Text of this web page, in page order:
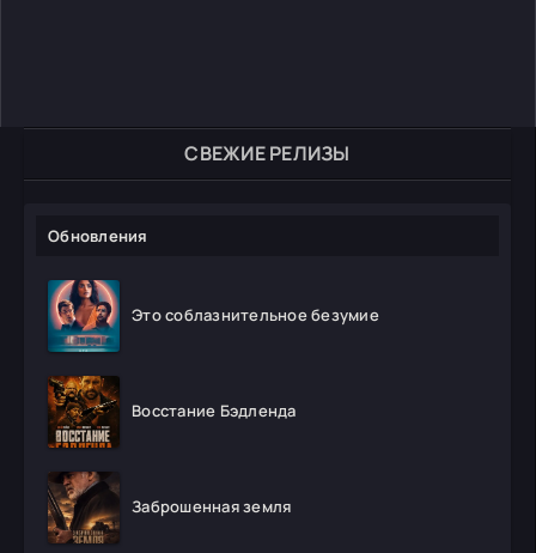
СВЕЖИЕ РЕЛИЗЫ
Обновления
Это соблазнительное безумие
Восстание Бэдленда
Заброшенная земля